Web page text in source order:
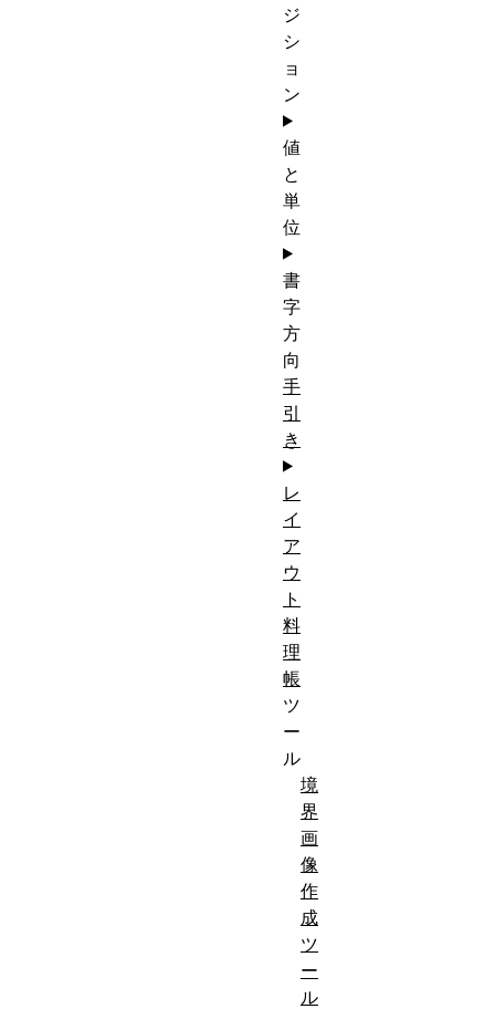
ジ
シ
ョ
ン
値
と
単
位
書
字
方
向
手
引
き
レ
イ
ア
ウ
ト
料
理
帳
ツ
ー
ル
境
界
画
像
作
成
ツ
ー
ル